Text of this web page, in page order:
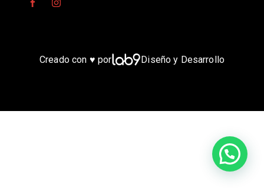
Creado con ♥ por Diseño y Desarrollo